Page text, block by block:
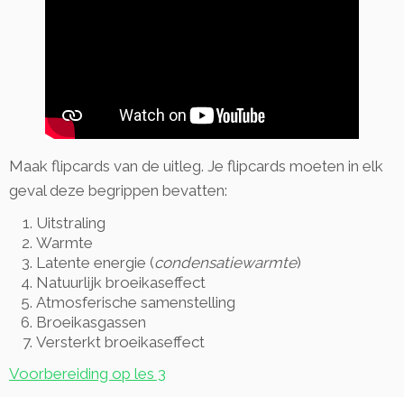
Maak flipcards van de uitleg. Je flipcards moeten in elk
geval deze begrippen bevatten:
Uitstraling
Warmte
Latente energie (condensatiewarmte)
Natuurlijk broeikaseffect
Atmosferische samenstelling
Broeikasgassen
Versterkt broeikaseffect
Voorbereiding op les 3